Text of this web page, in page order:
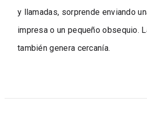
y llamadas, sorprende enviando
impresa o un pequeño obsequio.
también genera cercanía.